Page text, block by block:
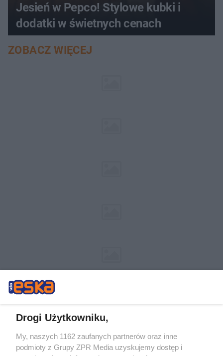
Jesień w Pepco! Stylowe kubki i
dodatki w świetnych cenach
ZOBACZ WIĘCEJ
Żaden utwór zamieszczony w serwisie nie może być powielany i
rozpowszechniany lub dalej rozpowszechniany w jakikolwiek sposób (w
Drogi Użytkowniku,
My, naszych 1162 zaufanych partnerów oraz inne
podmioty z Grupy ZPR Media uzyskujemy dostęp i